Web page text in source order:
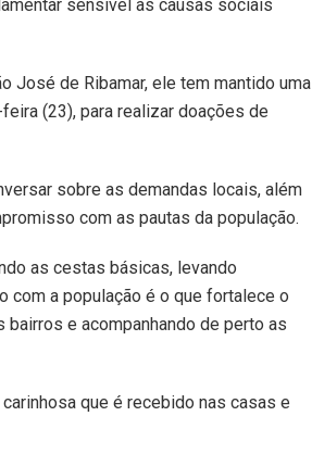
sensível às causas sociais
José de Ribamar, ele tem mantido uma
(23), para realizar doações de
sobre as demandas locais, além
com as pautas da população.
as cestas básicas, levando
com a população é o que fortalece o
e acompanhando de perto as
que é recebido nas casas e